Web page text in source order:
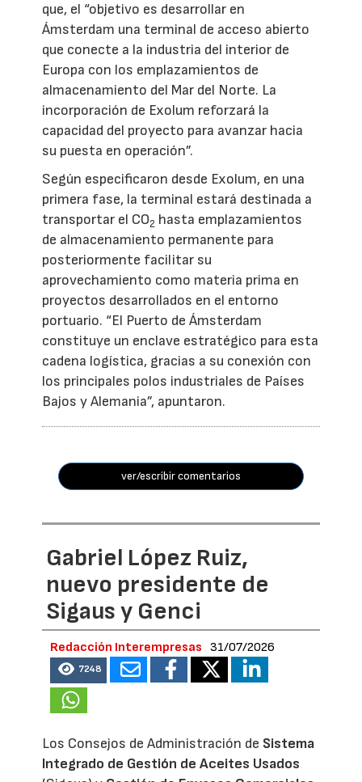
que, el “objetivo es desarrollar en
Ámsterdam una terminal de acceso abierto
que conecte a la industria del interior de
Europa con los emplazamientos de
almacenamiento del Mar del Norte. La
incorporación de Exolum reforzará la
capacidad del proyecto para avanzar hacia
su puesta en operación”.
Según especificaron desde Exolum, en una
primera fase, la terminal estará destinada a
transportar el CO2 hasta emplazamientos
de almacenamiento permanente para
posteriormente facilitar su
aprovechamiento como materia prima en
proyectos desarrollados en el entorno
portuario. “El Puerto de Ámsterdam
constituye un enclave estratégico para esta
cadena logística, gracias a su conexión con
los principales polos industriales de Países
Bajos y Alemania”, apuntaron.
ver/escribir comentarios
Gabriel López Ruiz,
nuevo presidente de
Sigaus y Genci
Redacción Interempresas 31/07/2026
7248
Los Consejos de Administración de Sistema
Integrado de Gestión de Aceites Usados